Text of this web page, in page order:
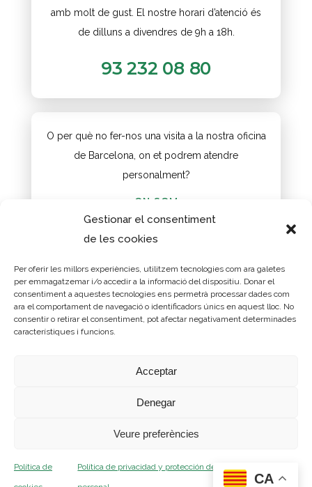
Gestionar el consentiment
de les cookies
Per oferir les millors experiències, utilitzem tecnologies com ara galetes
per emmagatzemar i/o accedir a la informació del dispositiu. Donar el
consentiment a aquestes tecnologies ens permetrà processar dades com
ara el comportament de navegació o identificadors únics en aquest lloc. No
consentir o retirar el consentiment, pot afectar negativament determinades
característiques i funcions.
Acceptar
Denegar
Veure preferències
Política de Política de privacidad y protección de datos de carácter
amb molt de gust. El nostre horari d’atenció és
de dilluns a divendres de 9h a 18h.
93 232 08 80
O per què no fer-nos una visita a la nostra oficina
de Barcelona, on et podrem atendre
personalment?
ON SOM
©2004-2026 Assessoria d'Infraestructures i Mobilitat
S.L. Tots els drets reservats.
Gran Via de les Corts Catalanes 774, sobreàtic 1, 08013
Barcelona
Condicions d'ús i política de protecció de dades
CA